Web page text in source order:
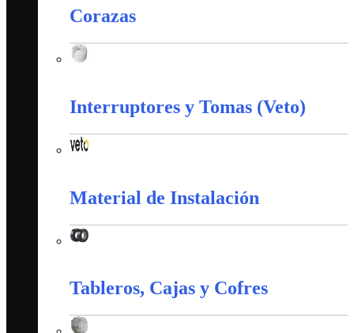
Corazas
Interruptores y Tomas (Veto)
Material de Instalación
Tableros, Cajas y Cofres